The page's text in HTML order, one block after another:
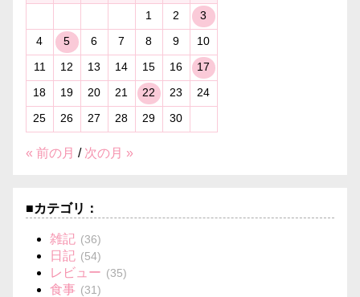
1 2
3
4
5 6 7 8 9
10
11
12 13 14 15 16
17
18
19 20 21 22 23
24
25
26 27 28 29 30
« 前の月 / 次の月 »
■カテゴリ：
雑記 (36)
日記 (54)
レビュー (35)
食事 (31)